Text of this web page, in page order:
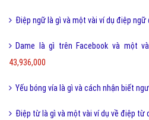
Điệp ngữ là gì và một vài ví dụ điệp ngữ
Dame là gì trên Facebook và một
43,936,000
Yếu bóng vía là gì và cách nhận biết
Điệp từ là gì và một vài ví dụ về điệp từ